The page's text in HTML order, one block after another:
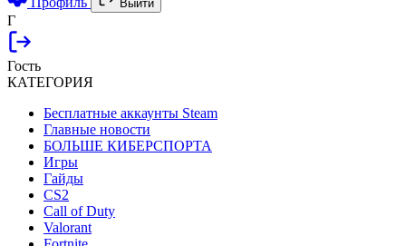
Выйти
Г
Гость
КАТЕГОРИЯ
Бесплатные аккаунты Steam
Главные новости
БОЛЬШЕ КИБЕРСПОРТА
Игры
Гайды
CS2
Call of Duty
Valorant